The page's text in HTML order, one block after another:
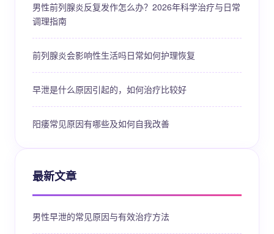
男性前列腺炎反复发作怎么办？2026年科学治疗与日常
调理指南
前列腺炎会影响性生活吗日常如何护理恢复
早泄是什么原因引起的，如何治疗比较好
阳痿常见原因有哪些及如何自我改善
最新文章
男性早泄的常见原因与有效治疗方法